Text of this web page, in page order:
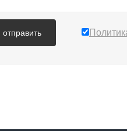
отправить